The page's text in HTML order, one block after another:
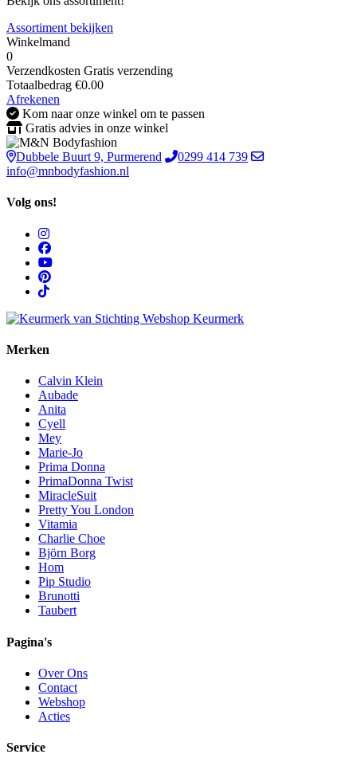
Assortiment bekijken
Winkelmand
0
Verzendkosten Gratis verzending
Totaalbedrag €0.00
Afrekenen
Kom naar onze winkel om te passen
Gratis advies in onze winkel
Dubbele Buurt 9, Purmerend
0299 414 739
info@mnbodyfashion.nl
Volg ons!
Merken
Calvin Klein
Aubade
Anita
Cyell
Mey
Marie-Jo
Prima Donna
PrimaDonna Twist
MiracleSuit
Pretty You London
Vitamia
Charlie Choe
Björn Borg
Hom
Pip Studio
Brunotti
Taubert
Pagina's
Over Ons
Contact
Webshop
Acties
Service